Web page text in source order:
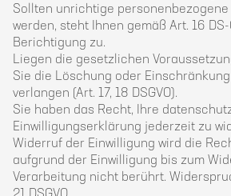
Sollten unrichtige
werden, steht Ihnen gemäß Art. 16
Berichtigung zu.
Liegen die gesetzlichen
Sie die Löschung oder
verlangen (Art. 17, 18 DSGVO).
Sie haben das Recht, Ihre
Einwilligungserklärung jederzeit zu
Widerruf der Einwilligung wird die
aufgrund der Einwilligung bis zum
Verarbeitung nicht berührt.